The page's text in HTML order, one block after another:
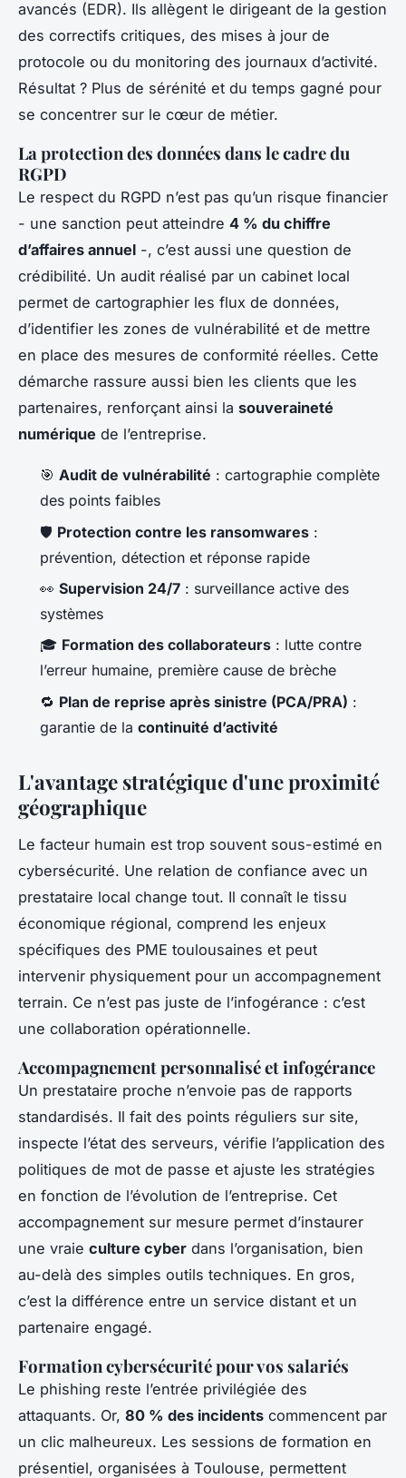
avancés (EDR). Ils allègent le dirigeant de la gestion
des correctifs critiques, des mises à jour de
protocole ou du monitoring des journaux d’activité.
Résultat ? Plus de sérénité et du temps gagné pour
se concentrer sur le cœur de métier.
La protection des données dans le cadre du
RGPD
Le respect du RGPD n’est pas qu’un risque financier
- une sanction peut atteindre 4 % du chiffre
d’affaires annuel -, c’est aussi une question de
crédibilité. Un audit réalisé par un cabinet local
permet de cartographier les flux de données,
d’identifier les zones de vulnérabilité et de mettre
en place des mesures de conformité réelles. Cette
démarche rassure aussi bien les clients que les
partenaires, renforçant ainsi la souveraineté
numérique de l’entreprise.
🎯 Audit de vulnérabilité : cartographie complète
des points faibles
🛡️ Protection contre les ransomwares :
prévention, détection et réponse rapide
👀 Supervision 24/7 : surveillance active des
systèmes
🎓 Formation des collaborateurs : lutte contre
l’erreur humaine, première cause de brèche
🔁 Plan de reprise après sinistre (PCA/PRA) :
garantie de la continuité d’activité
L'avantage stratégique d'une proximité
géographique
Le facteur humain est trop souvent sous-estimé en
cybersécurité. Une relation de confiance avec un
prestataire local change tout. Il connaît le tissu
économique régional, comprend les enjeux
spécifiques des PME toulousaines et peut
intervenir physiquement pour un accompagnement
terrain. Ce n’est pas juste de l’infogérance : c’est
une collaboration opérationnelle.
Accompagnement personnalisé et infogérance
Un prestataire proche n’envoie pas de rapports
standardisés. Il fait des points réguliers sur site,
inspecte l’état des serveurs, vérifie l’application des
politiques de mot de passe et ajuste les stratégies
en fonction de l’évolution de l’entreprise. Cet
accompagnement sur mesure permet d’instaurer
une vraie culture cyber dans l’organisation, bien
au-delà des simples outils techniques. En gros,
c’est la différence entre un service distant et un
partenaire engagé.
Formation cybersécurité pour vos salariés
Le phishing reste l’entrée privilégiée des
attaquants. Or, 80 % des incidents commencent par
un clic malheureux. Les sessions de formation en
présentiel, organisées à Toulouse, permettent